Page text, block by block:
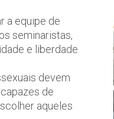
a equipe de
seminaristas,
e liberdade
devem
de
aqueles